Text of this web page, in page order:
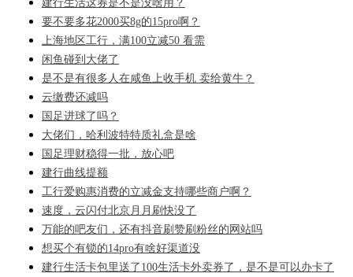
建行生活这券是不是没啥用？
要不要多花2000买8g的15pro啊？
上海地区工行，满100立减50 看需
闲鱼碰到大佬了
是不是有很多人在咸鱼上收手机 卖给黄牛？
云缴费还减吗
国足进球了吗？
大佬们，哈利波特特质礼盒是啥
国足理财稳得一批，放心吧
建行曲线提额
工行爱购惠消费的立减金支持哪些商户啊？
速度，云闪付北京月月刷快没了
万能的吧友们，还有抖音刷赞刷粉丝的网站吗
想买个有锁的14pro有啥好渠道没
建行生活卡包里送了100生活卡外卖券了，是不是可以办卡了